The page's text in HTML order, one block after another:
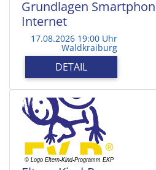
Grundlagen
Internet
17.08.2026 19:00 Uhr
Waldkraiburg
DETAIL